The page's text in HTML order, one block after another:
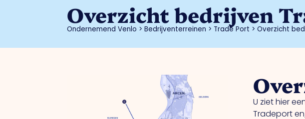
Overzicht bedrijven
Ondernemend Venlo >Bedrijventerreinen > Trade Port >Overzicht
U ziet hier
Tradeport